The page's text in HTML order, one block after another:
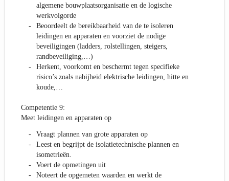
algemene bouwplaatsorganisatie en de logische
werkvolgorde
Beoordeelt de bereikbaarheid van de te isoleren
leidingen en apparaten en voorziet de nodige
beveiligingen (ladders, rolstellingen, steigers,
randbeveiliging,…)
Herkent, voorkomt en beschermt tegen specifieke
risico’s zoals nabijheid elektrische leidingen, hitte en
koude,…
Competentie 9:
Meet leidingen en apparaten op
Vraagt plannen van grote apparaten op
Leest en begrijpt de isolatietechnische plannen en
isometrieën.
Voert de opmetingen uit
Noteert de opgemeten waarden en werkt de